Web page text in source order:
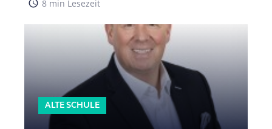
access_time 8 min Lesezeit
ALTE SCHULE